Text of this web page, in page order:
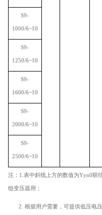
S9-
1000/6~10
S9-
1250/6~10
S9-
1600/6~10
S9-
2000/6~10
S9-
2500/6~10
注：1.表中斜线上方的数值为Yyn0联
组变压器用；
2 根据用户需要， 可提供低压电